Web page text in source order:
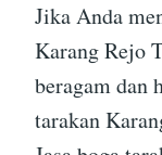
Jika Anda
Karang Rejo
beragam dan
tarakan